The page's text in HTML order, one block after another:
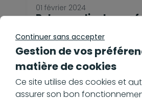
01 février 2024
Relance client pour
En savoir plus
Continuer sans accepter
Gestion de vos
matière de cookies
Ce site utilise des cookies et
assurer son bon